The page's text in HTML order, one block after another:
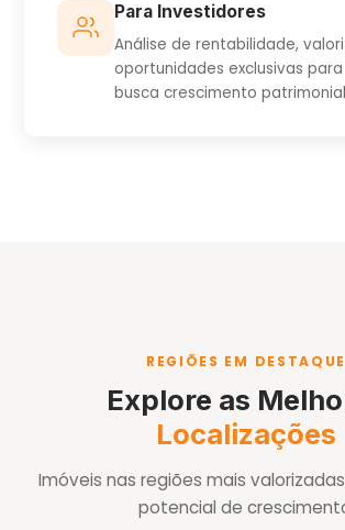
Para Investidores
Análise de rentabilidade,
oportunidades exclusivas
busca crescimento
REGIÕES EM DESTAQUE
Explore as
Localizações
Imóveis nas regiões mais
potencial de
Águas de São Pedro